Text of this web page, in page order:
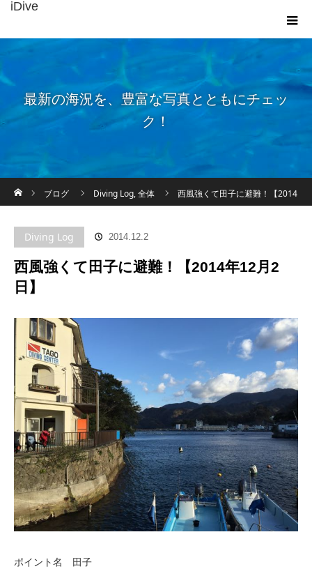
iDive
最新の海況を、豊富な写真とともにチェッ
ク！
ブログ
Diving Log,全体 西風強くて田子に避難！【2014
Diving Log 2014.12.2
西風強くて田子に避難！【2014年12月2
日】
ポイント名 田子